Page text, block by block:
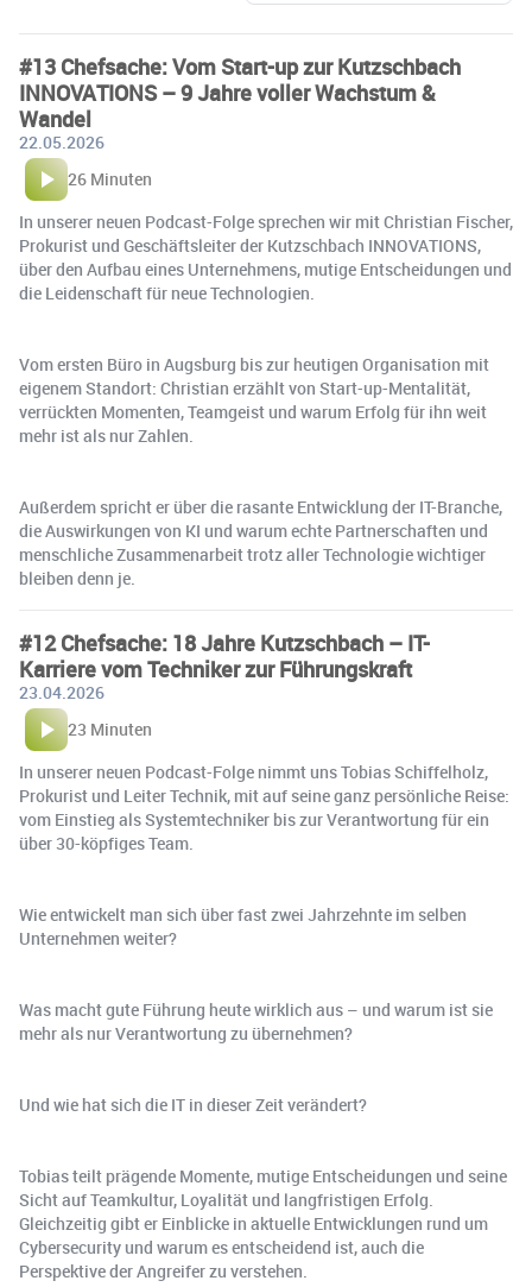
️#13 Chefsache: Vom Start-up zur Kutzschbach
INNOVATIONS – 9 Jahre voller Wachstum &
Wandel
22.05.2026
26 Minuten
In unserer neuen Podcast-Folge sprechen wir mit Christian Fischer,
Prokurist und Geschäftsleiter der Kutzschbach INNOVATIONS,
über den Aufbau eines Unternehmens, mutige Entscheidungen und
die Leidenschaft für neue Technologien.
Vom ersten Büro in Augsburg bis zur heutigen Organisation mit
eigenem Standort: Christian erzählt von Start-up-Mentalität,
verrückten Momenten, Teamgeist und warum Erfolg für ihn weit
mehr ist als nur Zahlen.
Außerdem spricht er über die rasante Entwicklung der IT-Branche,
die Auswirkungen von KI und warum echte Partnerschaften und
menschliche Zusammenarbeit trotz aller Technologie wichtiger
bleiben denn je.
#12 Chefsache: 18 Jahre Kutzschbach – IT-
Karriere vom Techniker zur Führungskraft
23.04.2026
23 Minuten
In unserer neuen Podcast-Folge nimmt uns Tobias Schiffelholz,
Prokurist und Leiter Technik, mit auf seine ganz persönliche Reise:
vom Einstieg als Systemtechniker bis zur Verantwortung für ein
über 30-köpfiges Team.
Wie entwickelt man sich über fast zwei Jahrzehnte im selben
Unternehmen weiter?
Was macht gute Führung heute wirklich aus – und warum ist sie
mehr als nur Verantwortung zu übernehmen?
Und wie hat sich die IT in dieser Zeit verändert?
Tobias teilt prägende Momente, mutige Entscheidungen und seine
Sicht auf Teamkultur, Loyalität und langfristigen Erfolg.
Gleichzeitig gibt er Einblicke in aktuelle Entwicklungen rund um
Cybersecurity und warum es entscheidend ist, auch die
Perspektive der Angreifer zu verstehen.